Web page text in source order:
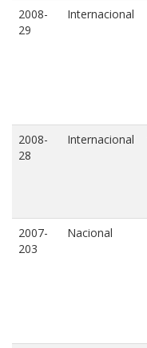
2008-
29
Internacional
2008-
28
Internacional
2007-
203
Nacional